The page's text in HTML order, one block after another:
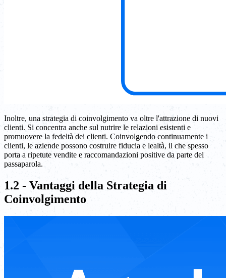
Inoltre, una strategia di coinvolgimento va oltre l'attrazione di nuovi
clienti. Si concentra anche sul nutrire le relazioni esistenti e
promuovere la fedeltà dei clienti. Coinvolgendo continuamente i
clienti, le aziende possono costruire fiducia e lealtà, il che spesso
porta a ripetute vendite e raccomandazioni positive da parte del
passaparola.
1.2 - Vantaggi della Strategia di
Coinvolgimento